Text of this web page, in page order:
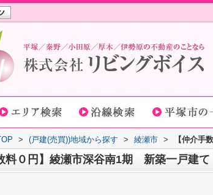
> (戸建(売買))地域から探す > 綾瀬市 > 【仲介
数料０円】綾瀬市深谷南1期 新築一戸